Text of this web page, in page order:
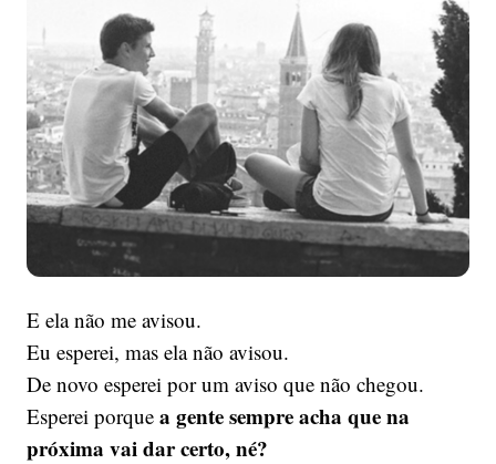
E ela não me avisou.
Eu esperei, mas ela não avisou.
De novo esperei por um aviso que não chegou.
Esperei porque a gente sempre acha que na
próxima vai dar certo, né?